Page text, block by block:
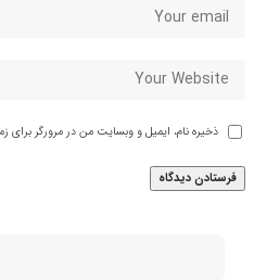
ذخیره نام، ایمیل و وبسایت من در مرورگر برای